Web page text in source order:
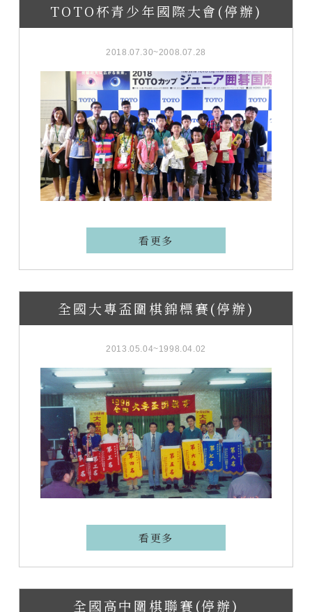
TOTO杯青少年國際大會(停辦)
2018.07.30~2008.07.28
看更多
全國大專盃圍棋錦標賽(停辦)
2013.05.04~1998.04.02
看更多
全國高中圍棋聯賽(停辦)